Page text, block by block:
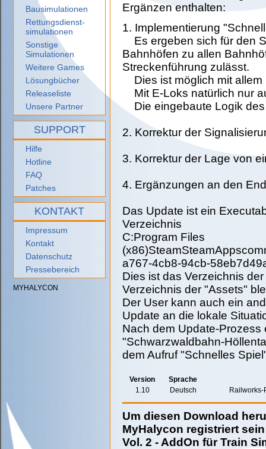
Bausimulationen
Rettungsdienst-
simulationen
Sonstige
Simulationen
Weitere Games
Lösungbücher
Releaseliste
Unsere Partner
SUPPORT
Hilfe
Hotline
FAQ
Patches
KONTAKT
Impressum
Kontakt
Datenschutz
Pressebereich
MYHALYCON
Ergänzen enthalten:
1. Implementierung
Es ergeben sich für den
Bahnhöfen zu allen
Streckenführung zulässt.
Dies ist möglich mit allem
Mit E-Loks natürlich nur
Die eingebaute Logik des
2. Korrektur der
3. Korrektur der Lage von
4. Ergänzungen an den
Das Update ist ein
Verzeichnis
C:Program Files
a767-4cb8-94cb-
Dies ist das Verzeichnis
Verzeichnis der "Assets"
Der User kann auch ein
Update an die lokale
Nach dem Update-
"Schwarzwaldbahn-
dem Aufruf "Schnelles
Version
Sprache
1.10
Deutsch
Um diesen Download
MyHalycon registriert
Vol. 2 - AddOn für Train